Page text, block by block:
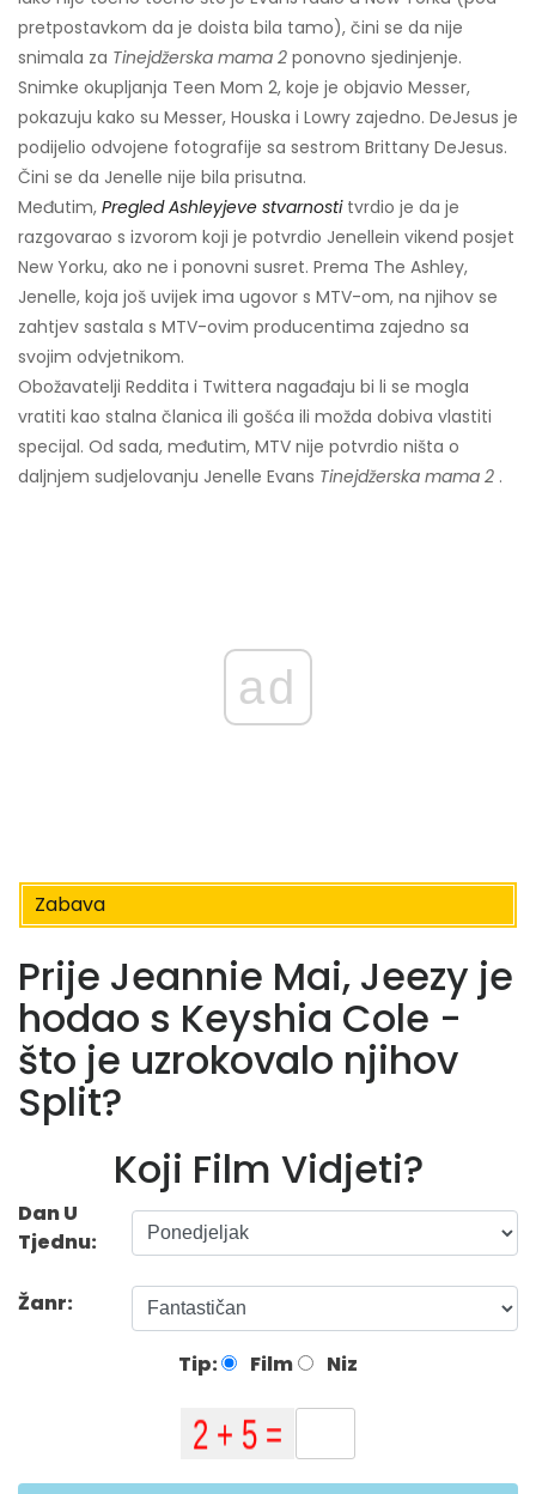
pretpostavkom da je doista bila tamo), čini se da nije
snimala za Tinejdžerska mama 2 ponovno sjedinjenje.
Snimke okupljanja Teen Mom 2, koje je objavio Messer,
pokazuju kako su Messer, Houska i Lowry zajedno. DeJesus je
podijelio odvojene fotografije sa sestrom Brittany DeJesus.
Čini se da Jenelle nije bila prisutna.
Međutim, Pregled Ashleyjeve stvarnosti tvrdio je da je
razgovarao s izvorom koji je potvrdio Jenellein vikend posjet
New Yorku, ako ne i ponovni susret. Prema The Ashley,
Jenelle, koja još uvijek ima ugovor s MTV-om, na njihov se
zahtjev sastala s MTV-ovim producentima zajedno sa
svojim odvjetnikom.
Obožavatelji Reddita i Twittera nagađaju bi li se mogla
vratiti kao stalna članica ili gošća ili možda dobiva vlastiti
specijal. Od sada, međutim, MTV nije potvrdio ništa o
daljnjem sudjelovanju Jenelle Evans Tinejdžerska mama 2 .
ad
Zabava
Prije Jeannie Mai, Jeezy je
hodao s Keyshia Cole -
što je uzrokovalo njihov
Split?
Koji Film Vidjeti?
Dan U
Tjednu:
Žanr:
Tip: Film Niz